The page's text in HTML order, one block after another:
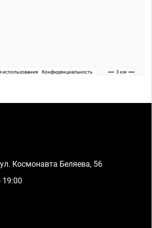
Космонавта Беляева, 56
19:00